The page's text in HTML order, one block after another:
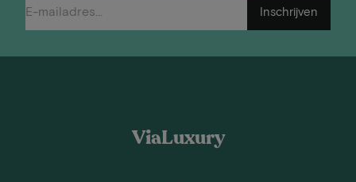
Inschrijven
ViaLuxury